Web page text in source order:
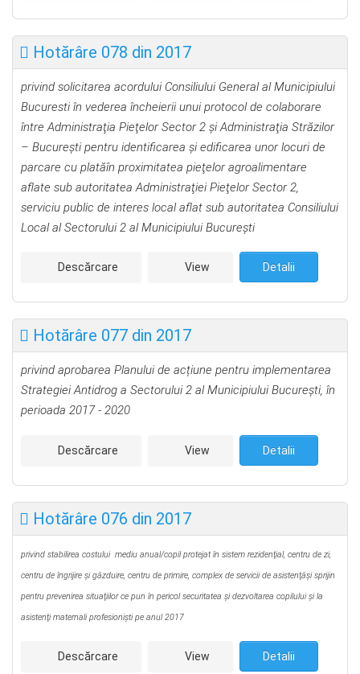
Hotărâre 078 din 2017
privind solicitarea acordului Consiliului General al Municipiului
Bucuresti în vederea încheierii unui protocol de colaborare
între Administraţia Pieţelor Sector 2 şi Administraţia Străzilor
– Bucureşti pentru identificarea şi edificarea unor locuri de
parcare cu platăîn proximitatea pieţelor agroalimentare
aflate sub autoritatea Administraţiei Pieţelor Sector 2,
serviciu public de interes local aflat sub autoritatea Consiliului
Local al Sectorului 2 al Municipiului Bucureşti
Descărcare View Detalii
Hotărâre 077 din 2017
privind aprobarea Planului de acțiune pentru implementarea
Strategiei Antidrog a Sectorului 2 al Municipiului București, în
perioada 2017 - 2020
Descărcare View Detalii
Hotărâre 076 din 2017
privind stabilirea costului mediu anual/copil protejat în sistem rezidenţial, centru de zi,
centru de îngrijire şi găzduire, centru de primire, complex de servicii de asistenţăşi sprijin
pentru prevenirea situaţiilor ce pun în pericol securitatea şi dezvoltarea copilului şi la
asistenţi maternali profesionişti pe anul 2017
Descărcare View Detalii